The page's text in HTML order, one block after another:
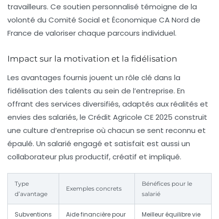
travailleurs. Ce soutien personnalisé témoigne de la
volonté du Comité Social et Économique CA Nord de
France de valoriser chaque parcours individuel.
Impact sur la motivation et la fidélisation
Les avantages fournis jouent un rôle clé dans la
fidélisation des talents au sein de l’entreprise. En
offrant des services diversifiés, adaptés aux réalités et
envies des salariés, le Crédit Agricole CE 2025 construit
une culture d’entreprise où chacun se sent reconnu et
épaulé. Un salarié engagé et satisfait est aussi un
collaborateur plus productif, créatif et impliqué.
Type
d’avantage
Exemples concrets
Bénéfices pour le
salarié
Subventions
Aide financière pour
Meilleur équilibre vie